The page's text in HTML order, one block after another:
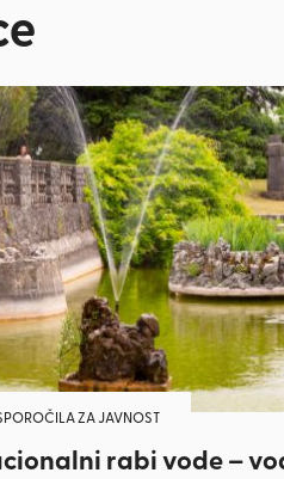
ZA JAVNOST
rabi vode –